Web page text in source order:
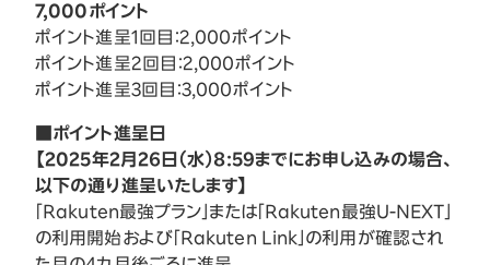
7,000ポイント
ポイント進呈1回目：2,000ポイント
ポイント進呈2回目：2,000ポイント
ポイント進呈3回目：3,000ポイント
■ポイント進呈日
【2025年2月26日（水）8:59までにお申し込みの場合、
以下の通り進呈いたします】
「Rakuten最強プラン」または「Rakuten最強U-NEXT」
の利用開始および「Rakuten Link」の利用が確認され